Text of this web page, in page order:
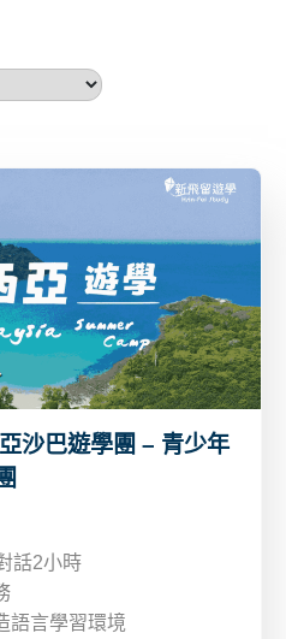
沙巴遊學團 – 青少年
話2小時
語言學習環境